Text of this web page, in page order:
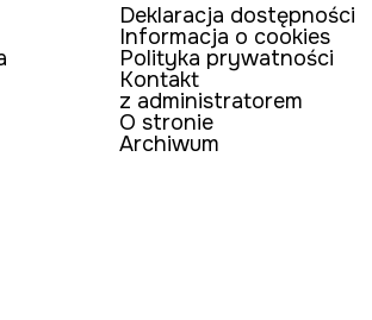
Deklaracja dostępności
Informacja o cookies
Polityka prywatności
Kontakt
z administratorem
O stronie
Archiwum